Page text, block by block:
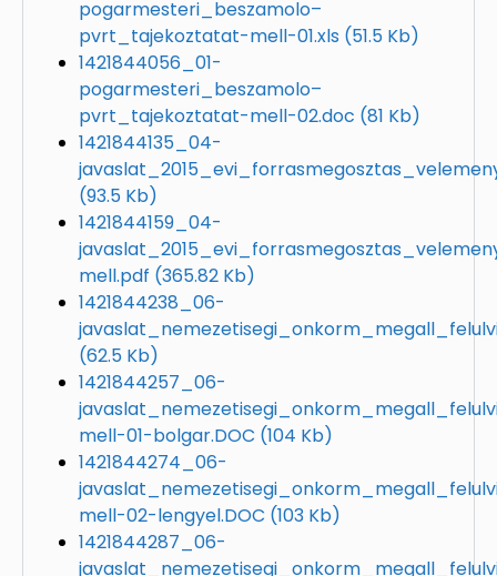
pogarmesteri_beszamolo–
pvrt_tajekoztatat-mell-01.xls (51.5 Kb)
1421844056_01-
pogarmesteri_beszamolo–
pvrt_tajekoztatat-mell-02.doc (81 Kb)
1421844135_04-
(93.5 Kb)
1421844159_04-
mell.pdf (365.82 Kb)
1421844238_06-
(62.5 Kb)
1421844257_06-
mell-01-bolgar.DOC (104 Kb)
1421844274_06-
mell-02-lengyel.DOC (103 Kb)
1421844287_06-